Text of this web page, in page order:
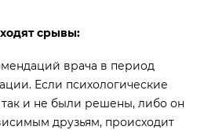
срывы:
врача в период
Если психологические
и не были решены, либо он
друзьям, происходит